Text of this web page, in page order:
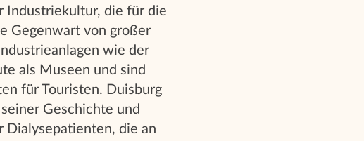
Industriekultur, die für die
Gegenwart von großer
wie der
als Museen und sind
für Touristen. Duisburg
Geschichte und
die an